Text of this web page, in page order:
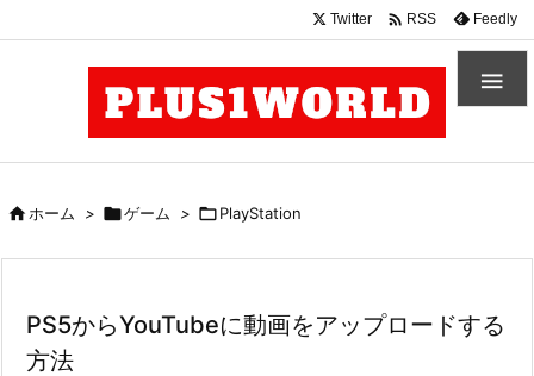

Twitter  RSS Feedly
ホーム > ゲーム > PlayStation
PS5からYouTubeに動画をアップロードする
方法